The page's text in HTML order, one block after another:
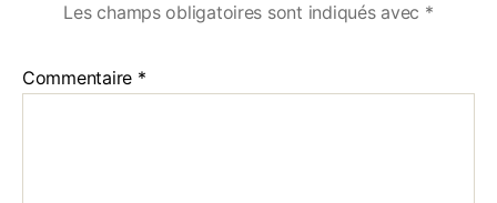
Les champs obligatoires sont indiqués avec *
Commentaire *